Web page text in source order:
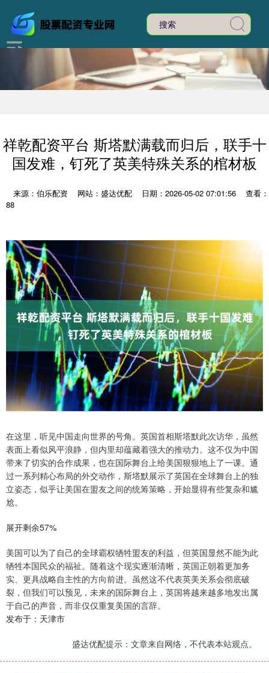
祥乾配资平台 斯塔默满载而归后，联手十
国发难，钉死了英美特殊关系的棺材板
来源：伯乐配资 网站：盛达优配 日期：2026-05-02 07:01:56
查看：
88
在这里，听见中国走向世界的号角。英国首相斯塔默此次访华，虽然
表面上看似风平浪静，但内里却蕴藏着强大的推动力。这不仅为中国
带来了切实的合作成果，也在国际舞台上给美国狠狠地上了一课。通
过一系列精心布局的外交动作，斯塔默展示了英国在全球舞台上的独
立姿态，似乎让美国在盟友之间的统筹策略，开始显得有些复杂和尴
尬。
展开剩余57%
美国可以为了自己的全球霸权牺牲盟友的利益，但英国显然不能为此
牺牲本国民众的福祉。随着这个现实逐渐清晰，英国正朝着更加务
实、更具战略自主性的方向前进。虽然这不代表英美关系会彻底破
裂，但我们可以预见，未来的国际舞台上，英国将越来越多地发出属
于自己的声音，而非仅仅重复美国的言辞。
发布于：天津市
盛达优配提示：文章来自网络，不代表本站观点。